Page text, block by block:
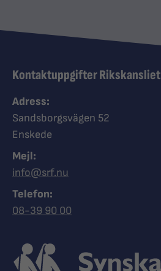
Kontaktuppgifter Rikskansliet
Adress:
Sandsborgsvägen 52
Enskede
Mejl:
info@srf.nu
Telefon:
Ring Synskadades riksförbund
08-39 90 00